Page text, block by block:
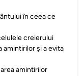
în ceea ce
creierului
amintirilor și a evita
amintirilor